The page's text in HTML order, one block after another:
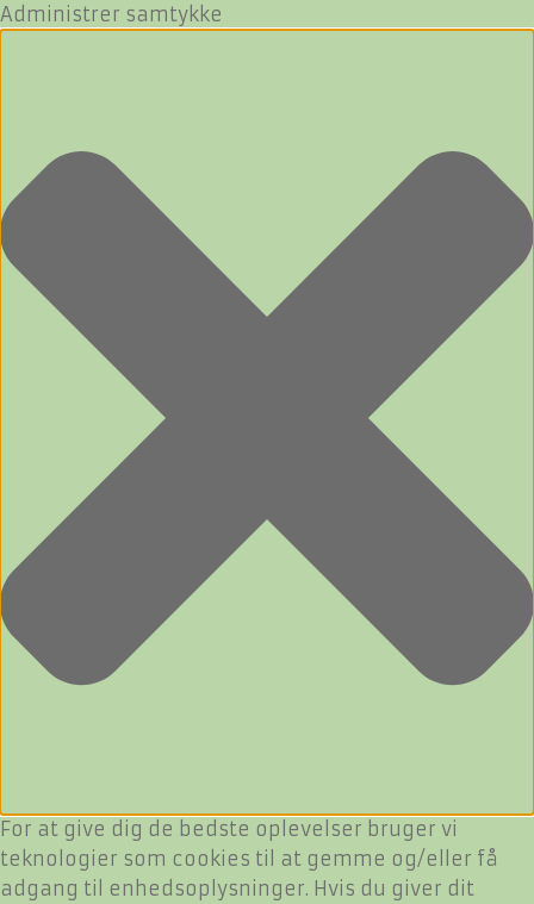
Administrer samtykke
For at give dig de bedste oplevelser bruger vi
teknologier som cookies til at gemme og/eller få
adgang til enhedsoplysninger. Hvis du giver dit